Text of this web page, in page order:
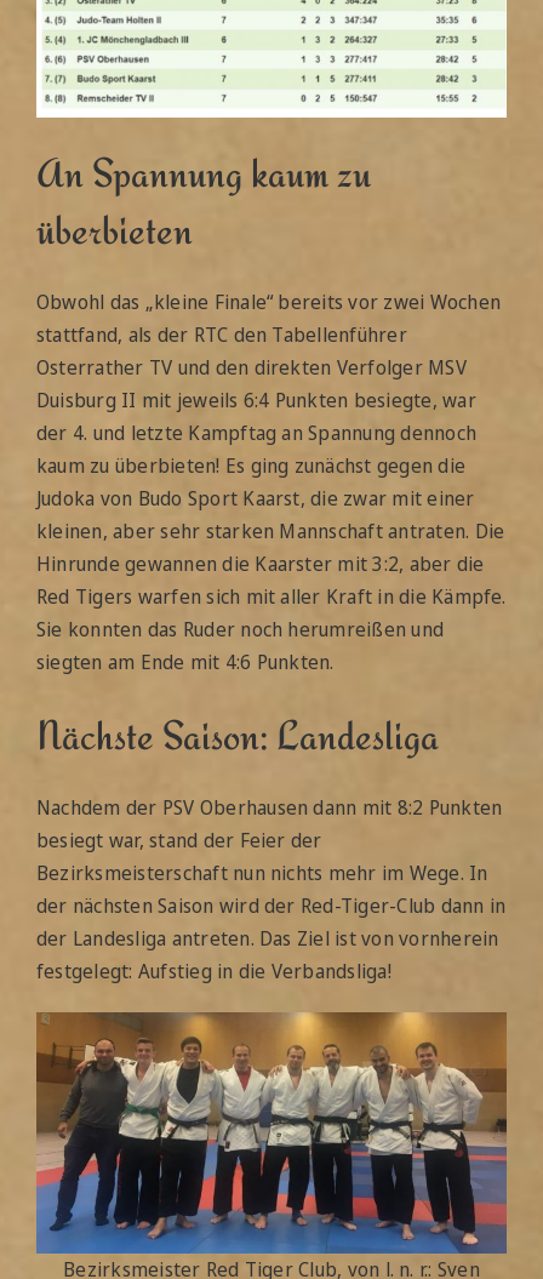
An Spannung kaum zu
überbieten
Obwohl das „kleine Finale“ bereits vor zwei Wochen
stattfand, als der RTC den Tabellenführer
Osterrather TV und den direkten Verfolger MSV
Duisburg II mit jeweils 6:4 Punkten besiegte, war
der 4. und letzte Kampftag an Spannung dennoch
kaum zu überbieten! Es ging zunächst gegen die
Judoka von Budo Sport Kaarst, die zwar mit einer
kleinen, aber sehr starken Mannschaft antraten. Die
Hinrunde gewannen die Kaarster mit 3:2, aber die
Red Tigers warfen sich mit aller Kraft in die Kämpfe.
Sie konnten das Ruder noch herumreißen und
siegten am Ende mit 4:6 Punkten.
Nächste Saison: Landesliga
Nachdem der PSV Oberhausen dann mit 8:2 Punkten
besiegt war, stand der Feier der
Bezirksmeisterschaft nun nichts mehr im Wege. In
der nächsten Saison wird der Red-Tiger-Club dann in
der Landesliga antreten. Das Ziel ist von vornherein
festgelegt: Aufstieg in die Verbandsliga!
Bezirksmeister Red Tiger Club, von l. n. r.: Sven